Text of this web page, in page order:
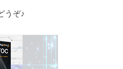
うぞ♪